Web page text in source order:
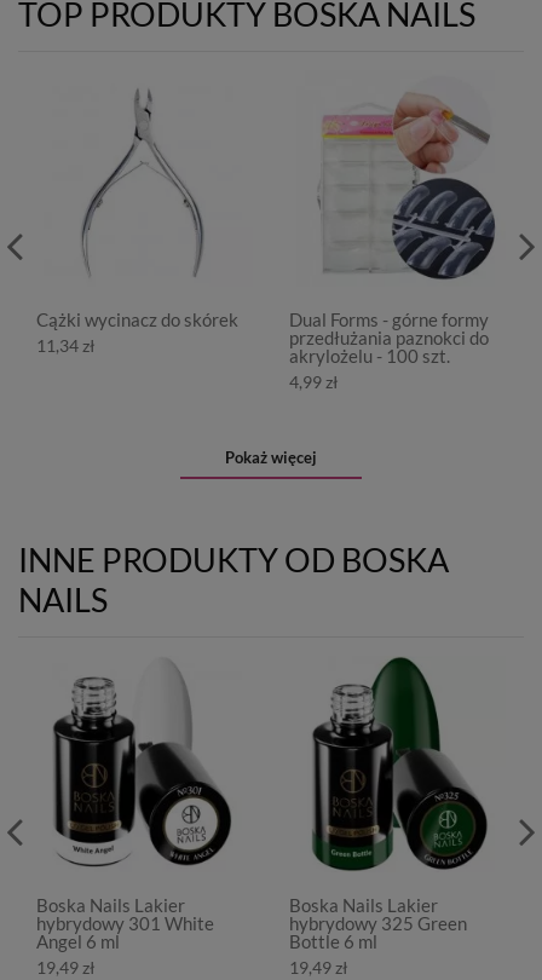
TOP PRODUKTY BOSKA NAILS
Cążki wycinacz do skórek
11,34 zł
Dual Forms - górne formy
przedłużania paznokci do
akrylożelu - 100 szt.
4,99 zł
Pokaż więcej
INNE PRODUKTY OD BOSKA
NAILS
Boska Nails Lakier
hybrydowy 301 White
Angel 6 ml
19,49 zł
Boska Nails Lakier
hybrydowy 325 Green
Bottle 6 ml
19,49 zł